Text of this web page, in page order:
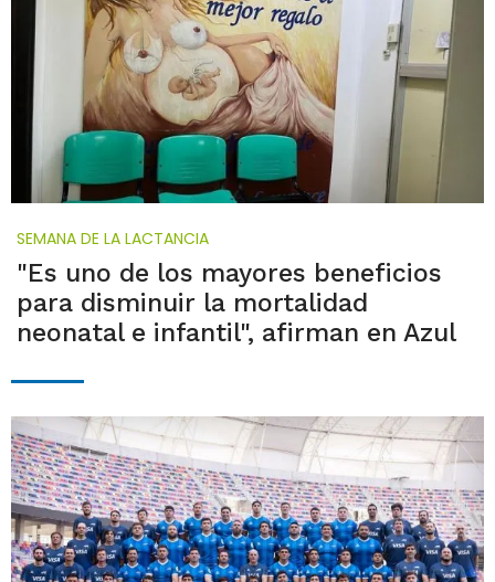
SEMANA DE LA LACTANCIA
"Es uno de los mayores beneficios
para disminuir la mortalidad
neonatal e infantil", afirman en Azul